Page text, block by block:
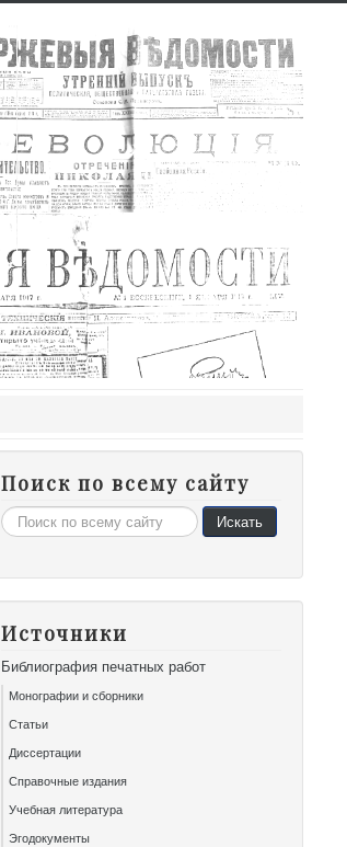
Поиск по всему сайту
Искать... Искать
Источники
Библиография печатных работ
Монографии и сборники
Статьи
Диссертации
Справочные издания
Учебная литература
Эгодокументы